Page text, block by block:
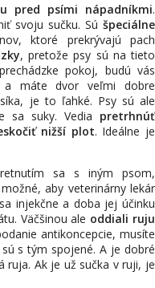
pred psími nápadníkmi.
svoju sučku. Sú špeciálne
ktoré prekrývajú pach
, pretože psy sú na tieto
pokoj, budú vás
a máte dvor veľmi dobre
je to ľahké. Psy sú ale
sa suky. Vedia pretrhnúť
nižší plot. Ideálne je
sa s iným psom,
aby veterinárny lekár
injekčne a doba jej účinku
Väčšinou ale oddiali ruju
antikoncepcie, musíte
s tým spojené. A je dobré
ruja. Ak je už sučka v ruji, je